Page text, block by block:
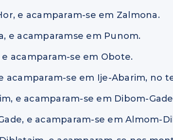
e acamparam-se em Zalmona.
e acamparamse em Punom.
acamparam-se em Obote.
acamparam-se em Ije-Abarim, no
e acamparam-se em Dibom-
e acamparam-se em Almom-